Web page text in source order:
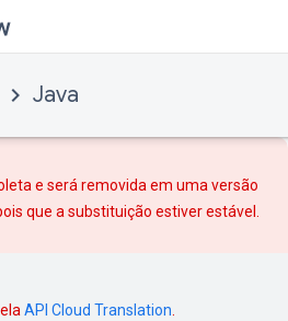
Java
e será removida em uma versão
que a substituição estiver estável.
API Cloud Translation